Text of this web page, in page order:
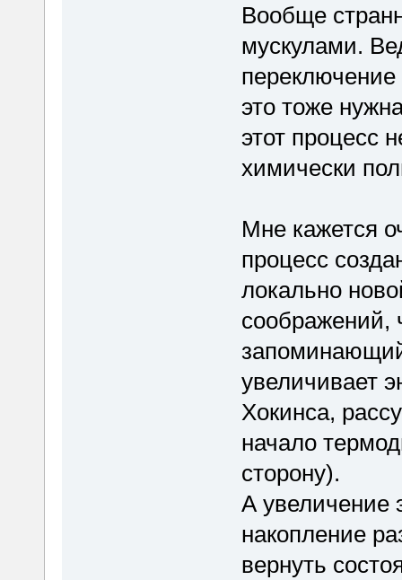
Вообще
мускулами.
переключение
это тоже
этот процесс
химически
Мне кажется
процесс
локально
соображений,
увеличивает
Хокинса,
начало
сторону).
А увеличение
накопление
вернуть